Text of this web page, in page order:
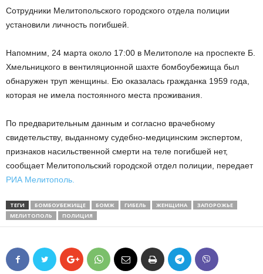
Сотрудники Мелитопольского городского отдела полиции
установили личность погибшей.
Напомним, 24 марта около 17:00 в Мелитополе на проспекте Б.
Хмельницкого в вентиляционной шахте бомбоубежища был
обнаружен труп женщины. Ею оказалась гражданка 1959 года,
которая не имела постоянного места проживания.
По предварительным данным и согласно врачебному
свидетельству, выданному судебно-медицинским экспертом,
признаков насильственной смерти на теле погибшей нет,
сообщает Мелитопольский городской отдел полиции, передает
РИА Мелитополь.
ТЕГИ БОМБОУБЕЖИЩЕ БОМЖ ГИБЕЛЬ ЖЕНЩИНА
ЗАПОРОЖЬЕ
МЕЛИТОПОЛЬ
ПОЛИЦИЯ